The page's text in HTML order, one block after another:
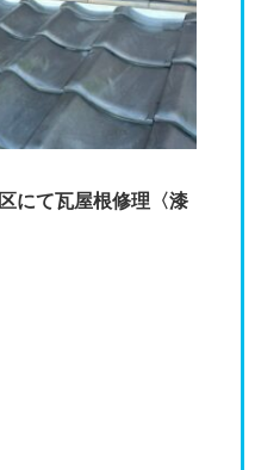
にて瓦屋根修理〈漆